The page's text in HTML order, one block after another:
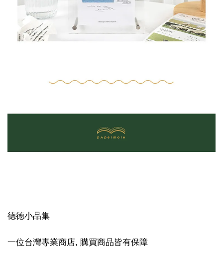
德德小品集
一位台灣專業商店, 購買商品皆有保障